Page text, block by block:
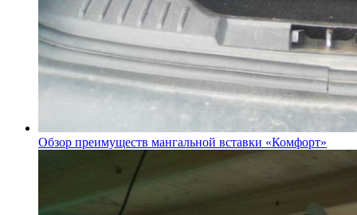
Обзор преимуществ мангальной вставки «Комфорт»